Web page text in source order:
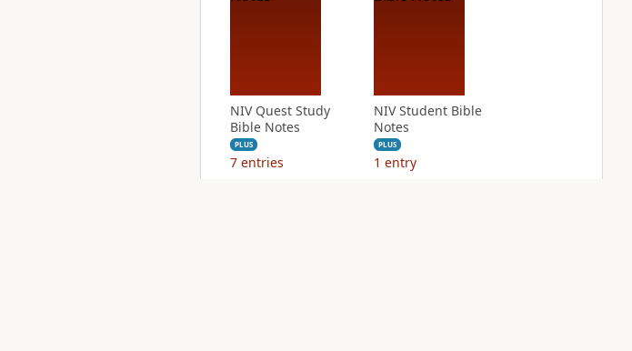
NIV Quest Study
Bible Notes
PLUS
7 entries
NIV Student Bible
Notes
PLUS
1 entry